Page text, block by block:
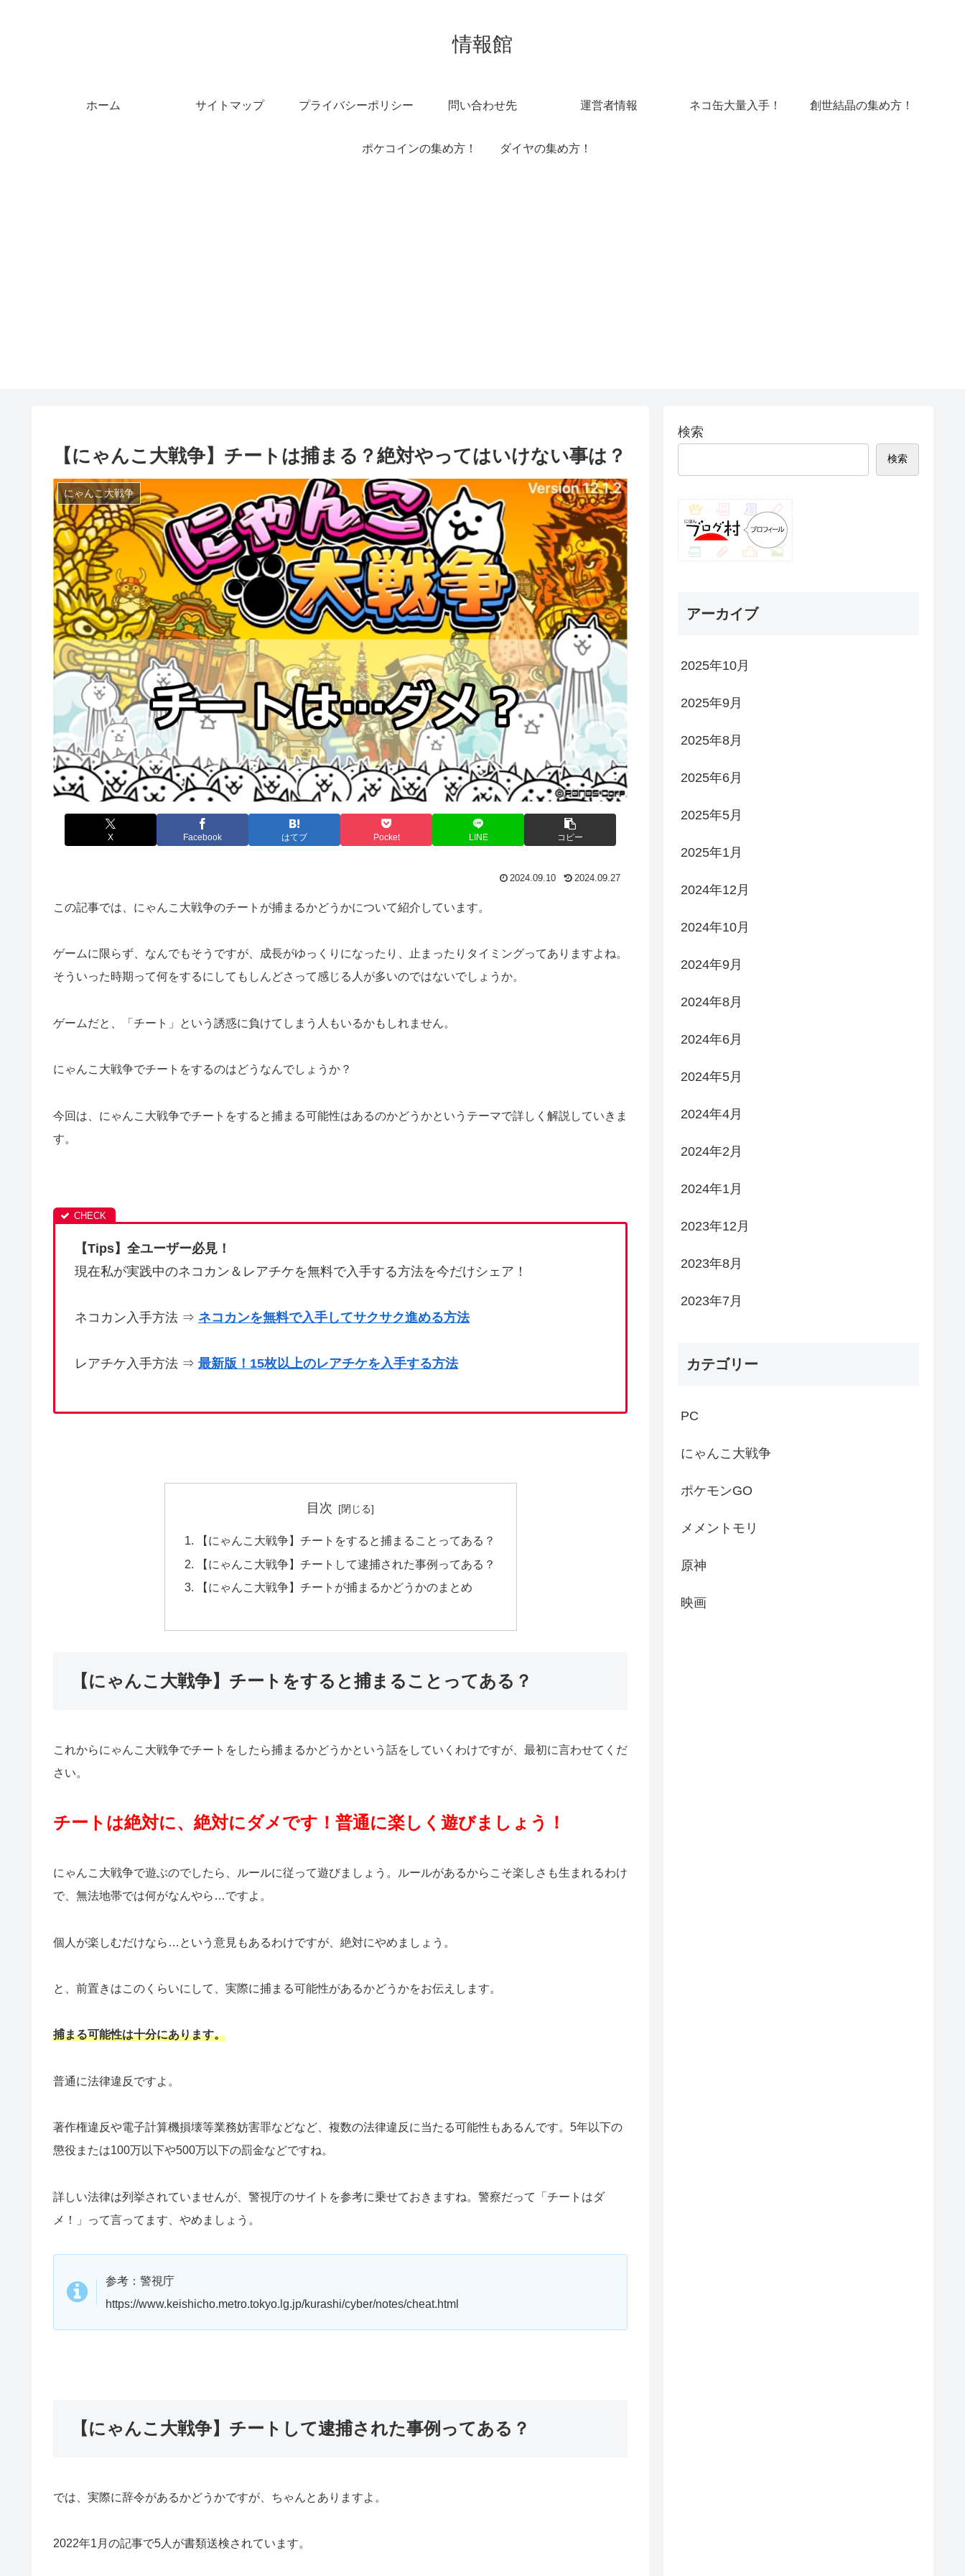
情報館
ホーム サイトマップ プライバシーポリシー 問い合わせ先 運営者情報 ネコ缶大量入手！ 創世結晶の集め方！
ポケコインの集め方！ ダイヤの集め方！
【にゃんこ大戦争】チートは捕まる？絶対やってはいけない事は？
にゃんこ大戦争
X Facebook はてブ Pocket LINE コピー
2024.09.10 2024.09.27
この記事では、にゃんこ大戦争のチートが捕まるかどうかについて紹介しています。
ゲームに限らず、なんでもそうですが、成長がゆっくりになったり、止まったりタイミングってありますよね。
そういった時期って何をするにしてもしんどさって感じる人が多いのではないでしょうか。
ゲームだと、「チート」という誘惑に負けてしまう人もいるかもしれません。
にゃんこ大戦争でチートをするのはどうなんでしょうか？
今回は、にゃんこ大戦争でチートをすると捕まる可能性はあるのかどうかというテーマで詳しく解説していきま
す。
【Tips】全ユーザー必見！
現在私が実践中のネコカン＆レアチケを無料で入手する方法を今だけシェア！
ネコカン入手方法 ⇒ ネコカンを無料で入手してサクサク進める方法
レアチケ入手方法 ⇒ 最新版！15枚以上のレアチケを入手する方法
目次
【にゃんこ大戦争】チートをすると捕まることってある？
【にゃんこ大戦争】チートして逮捕された事例ってある？
【にゃんこ大戦争】チートが捕まるかどうかのまとめ
【にゃんこ大戦争】チートをすると捕まることってある？
これからにゃんこ大戦争でチートをしたら捕まるかどうかという話をしていくわけですが、最初に言わせてくだ
さい。
チートは絶対に、絶対にダメです！普通に楽しく遊びましょう！
にゃんこ大戦争で遊ぶのでしたら、ルールに従って遊びましょう。
ルールがあるからこそ楽しさも生まれるわけ
で、無法地帯では何がなんやら…ですよ。
個人が楽しむだけなら…という意見もあるわけですが、絶対にやめましょう。
と、前置きはこのくらいにして、実際に捕まる可能性があるかどうかをお伝えします。
捕まる可能性は十分にあります。
普通に法律違反ですよ。
著作権違反や電子計算機損壊等業務妨害罪などなど、複数の法律違反に当たる可能性もあるんです。 5年以下の
懲役または100万以下や500万以下の罰金などですね。
詳しい法律は列挙されていませんが、警視庁のサイトを参考に乗せておきますね。 警察だって「チートはダ
メ！」って言ってます、やめましょう。
参考：警視庁
https://www.keishicho.metro.tokyo.lg.jp/kurashi/cyber/notes/cheat.html
【にゃんこ大戦争】チートして逮捕された事例ってある？
では、実際に辞令があるかどうかですが、ちゃんとありますよ。
2022年1月の記事で5人が書類送検されています。
検索
検索
アーカイブ
2025年10月
2025年9月
2025年8月
2025年6月
2025年5月
2025年1月
2024年12月
2024年10月
2024年9月
2024年8月
2024年6月
2024年5月
2024年4月
2024年2月
2024年1月
2023年12月
2023年8月
2023年7月
カテゴリー
PC
にゃんこ大戦争
ポケモンGO
メメントモリ
原神
映画